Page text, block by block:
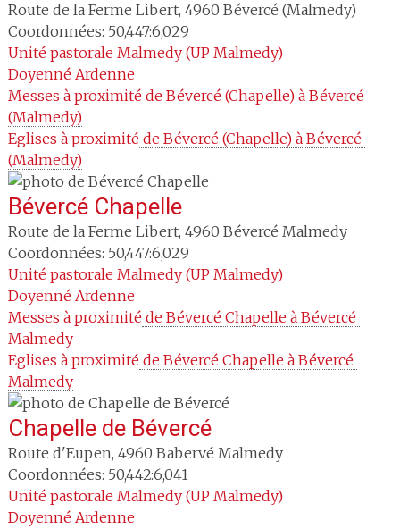
Route de la Ferme Libert, 4960 Bévercé (Malmedy)
Coordonnées: 50,447:6,029
Unité pastorale Malmedy (UP Malmedy)
Doyenné Ardenne
Messes à proximité de Bévercé (Chapelle) à Bévercé
(Malmedy)
Eglises à proximité de Bévercé (Chapelle) à Bévercé
(Malmedy)
Bévercé Chapelle
Route de la Ferme Libert, 4960 Bévercé Malmedy
Coordonnées: 50,447:6,029
Unité pastorale Malmedy (UP Malmedy)
Doyenné Ardenne
Messes à proximité de Bévercé Chapelle à Bévercé
Malmedy
Eglises à proximité de Bévercé Chapelle à Bévercé
Malmedy
Chapelle de Bévercé
Route d'Eupen, 4960 Babervé Malmedy
Coordonnées: 50,442:6,041
Unité pastorale Malmedy (UP Malmedy)
Doyenné Ardenne